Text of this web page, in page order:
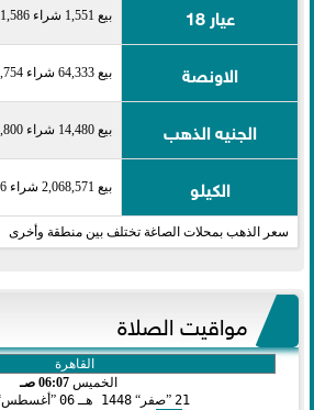
عيار 18 بيع 1,551 شراء 1,586
الاونصة بيع 64,333 شراء 65,754
الجنيه الذهب بيع 14,480 شراء 14,800
الكيلو بيع 2,068,571 شراء 2,114,286
سعر الذهب بمحلات الصاغة تختلف بين منطقة وأخرى
مواقيت الصلاة
الخميس06:07 صـ
21 صفر 1448 هـ 06 أغسطس